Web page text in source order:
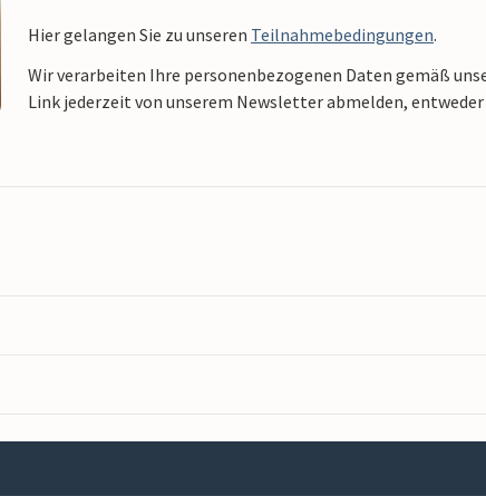
Hier gelangen Sie zu unseren Teilnahmebedingungen.
Wir verarbeiten Ihre personenbezogenen Daten gemäß
Link jederzeit von unserem Newsletter abmelden,